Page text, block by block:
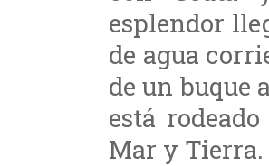
esplendor
de agua
de un buque
está
Mar y Tierra.